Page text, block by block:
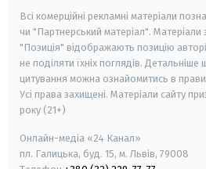
Всі комерційні рекламні матеріали
чи "Партнерський матеріал".
"Позиція" відображають позицію
не поділяти їхніх поглядів.
цитування можна ознайомитись в
Усі права захищені. Матеріали сайту
року (21+)
Онлайн-медіа «24 Канал»
пл. Галицька, буд. 15, м. Львів, 79008